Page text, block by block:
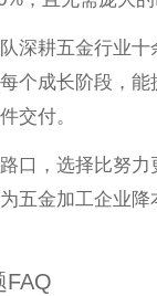
深耕五金行业十
个成长阶段，能
交付。
口，选择比努力
五金加工企业
FAQ